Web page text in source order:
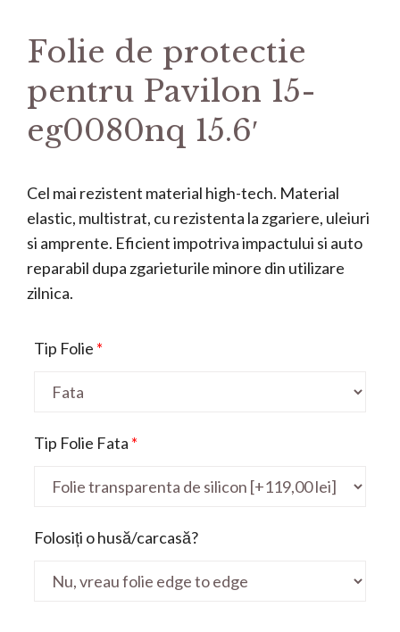
Folie de protectie
pentru Pavilon 15-
eg0080nq 15.6′
Cel mai rezistent material high-tech. Material
elastic, multistrat, cu rezistenta la zgariere, uleiuri
si amprente. Eficient impotriva impactului si auto
reparabil dupa zgarieturile minore din utilizare
zilnica.
Tip Folie *
Tip Folie Fata *
Folosiți o husă/carcasă?